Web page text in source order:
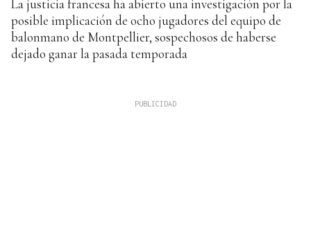
La justicia francesa ha abierto una investigación por la
posible implicación de ocho jugadores del equipo de
balonmano de Montpellier, sospechosos de haberse
dejado ganar la pasada temporada